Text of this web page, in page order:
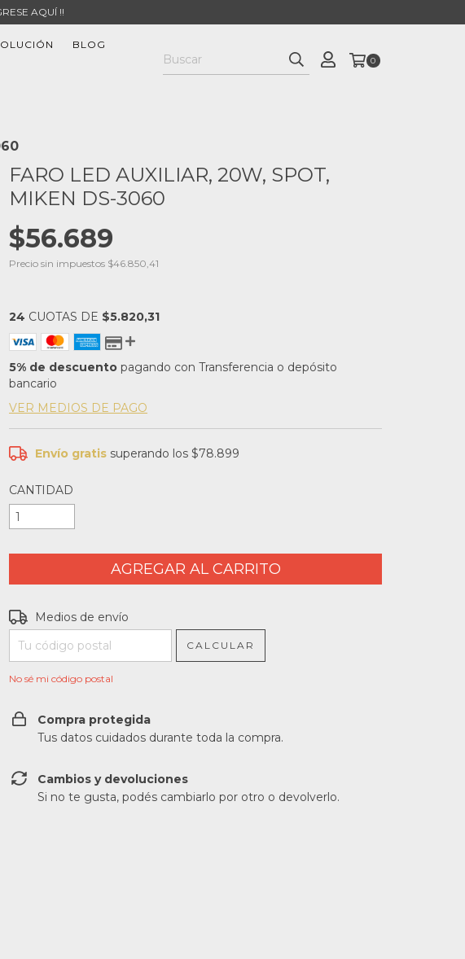
AQUÍ !!
BLOG
0
FARO LED AUXILIAR, 20W, SPOT,
MIKEN DS-3060
$56.689
Precio sin impuestos $46.850,41
24 CUOTAS DE $5.820,31
5% de descuento pagando con Transferencia o depósito
bancario
VER MEDIOS DE PAGO
Envío gratis superando los$78.899
CANTIDAD
Entregas para el CP:
Medios de envío
CALCULAR
No sé mi código postal
Compra protegida
Tus datos cuidados durante toda la compra.
Cambios y devoluciones
Si no te gusta, podés cambiarlo por otro o devolverlo.